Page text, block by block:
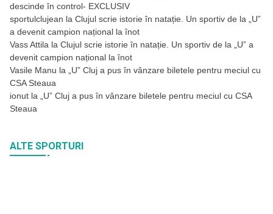
descinde în control- EXCLUSIV
sportulclujean la Clujul scrie istorie în natație. Un sportiv de la „U”
a devenit campion național la înot
Vass Attila la Clujul scrie istorie în natație. Un sportiv de la „U” a
devenit campion național la înot
Vasile Manu la
„U” Cluj a pus în vânzare biletele pentru meciul cu
CSA Steaua
ionut la
„U” Cluj a pus în vânzare biletele pentru meciul cu CSA
Steaua
ALTE SPORTURI